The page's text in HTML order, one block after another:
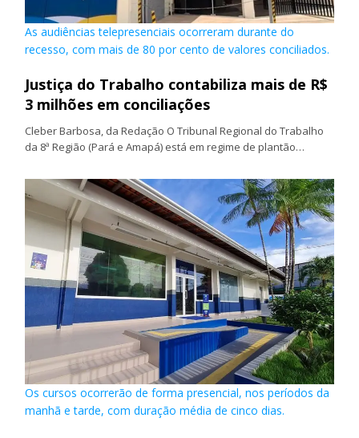
As audiências telepresenciais ocorreram durante do
recesso, com mais de 80 por cento de valores conciliados.
Justiça do Trabalho contabiliza mais de R$
3 milhões em conciliações
Cleber Barbosa, da Redação O Tribunal Regional do Trabalho
da 8ª Região (Pará e Amapá) está em regime de plantão…
Os cursos ocorrerão de forma presencial, nos períodos da
manhã e tarde, com duração média de cinco dias.